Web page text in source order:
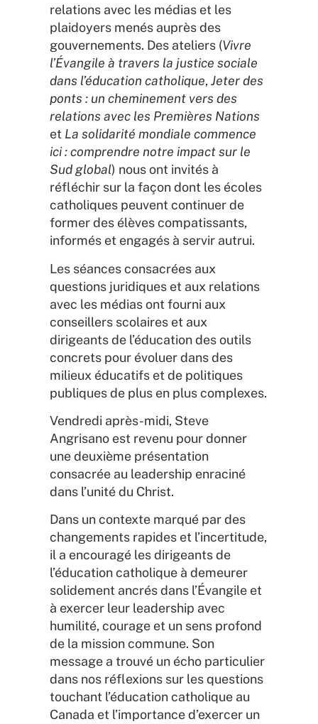
relations avec les médias et les
plaidoyers menés auprès des
gouvernements. Des ateliers (Vivre
l’Évangile à travers la justice sociale
dans l’éducation catholique, Jeter des
ponts : un cheminement vers des
relations avec les Premières Nations
et La solidarité mondiale commence
ici : comprendre notre impact sur le
Sud global) nous ont invités à
réfléchir sur la façon dont les écoles
catholiques peuvent continuer de
former des élèves compatissants,
informés et engagés à servir autrui.
Les séances consacrées aux
questions juridiques et aux relations
avec les médias ont fourni aux
conseillers scolaires et aux
dirigeants de l’éducation des outils
concrets pour évoluer dans des
milieux éducatifs et de politiques
publiques de plus en plus complexes.
Vendredi après-midi, Steve
Angrisano est revenu pour donner
une deuxième présentation
consacrée au leadership enraciné
dans l’unité du Christ.
Dans un contexte marqué par des
changements rapides et l’incertitude,
il a encouragé les dirigeants de
l’éducation catholique à demeurer
solidement ancrés dans l’Évangile et
à exercer leur leadership avec
humilité, courage et un sens profond
de la mission commune. Son
message a trouvé un écho particulier
dans nos réflexions sur les questions
touchant l’éducation catholique au
Canada et l’importance d’exercer un